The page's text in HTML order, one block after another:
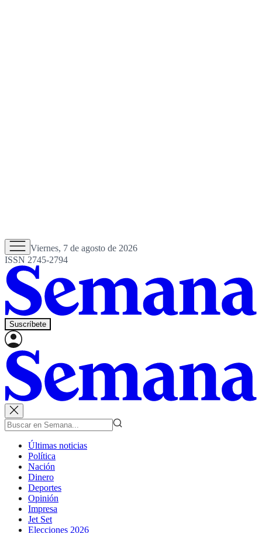
Viernes, 7 de agosto de 2026
ISSN 2745-2794
Suscríbete
Últimas noticias
Política
Nación
Dinero
Deportes
Opinión
Impresa
Jet Set
Elecciones 2026